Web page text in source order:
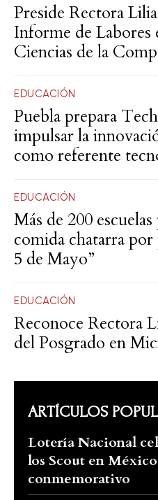
Preside Rectora
Informe de Labores
Ciencias de la
EDUCACIÓN
Puebla prepara
impulsar la
como referente
EDUCACIÓN
Más de 200
comida chatarra
5 de Mayo”
EDUCACIÓN
Reconoce Rectora
del Posgrado en
ARTÍCULOS
Lotería Nacional
los Scout en
conmemorativo